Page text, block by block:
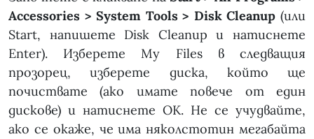
Accessories > System Tools > Disk Cleanup (или
Start, напишете Disk Cleanup и натиснете
Enter). Изберете My Files в следващия
прозорец, изберете диска, който ще
почиствате (ако имате повече от един
дискове) и натиснете OK. Не се учудвайте,
ако се окаже, че има няколстотин мегабайта